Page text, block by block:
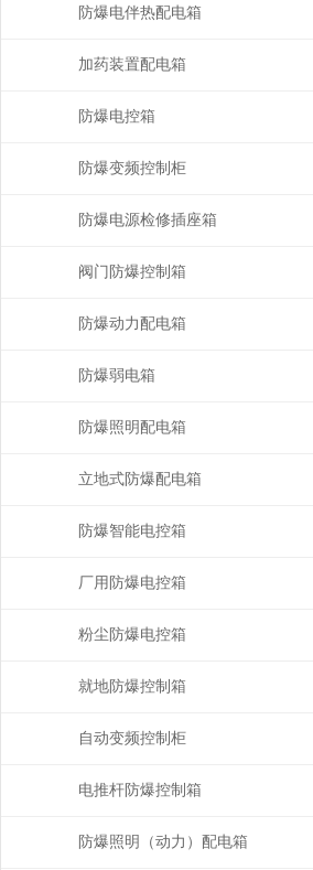
防爆电伴热配电箱
加药装置配电箱
防爆电控箱
防爆变频控制柜
防爆电源检修插座箱
阀门防爆控制箱
防爆动力配电箱
防爆弱电箱
防爆照明配电箱
立地式防爆配电箱
防爆智能电控箱
厂用防爆电控箱
粉尘防爆电控箱
就地防爆控制箱
自动变频控制柜
电推杆防爆控制箱
防爆照明（动力）配电箱